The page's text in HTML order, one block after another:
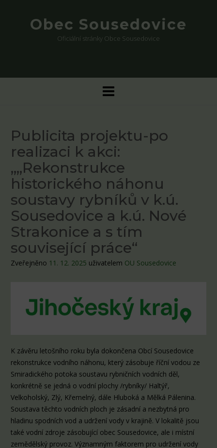
Obec Sousedovice
Oficiální stránky Obce Sousedovice
Publicita projektu-po
realizaci k akci:
„„Rekonstrukce
historického náhonu
soustavy rybníků v k.ú.
Sousedovice a k.ú. Nové
Strakonice a s tím
související práce“
Zveřejněno 11. 12. 2025 uživatelem OU Sousedovice
K závěru letošního roku byla dokončena Obcí Sousedovice
rekonstrukce vodního náhonu, který zásobuje říční vodou ze
Smiradického potoka soustavu rybničních vodních děl,
konkrétně se jedná o vodní plochy /rybníky/ Haltýř,
Velkoholský, Zlý, Křemelný, dále Hluboká a Mělká Pálenina.
Soustava těchto vodních ploch je zásadní a nezbytná pro
hladinu spodních vod a udržení vody v krajině. V lokalitě jsou
také vodní zdroje zásobující obec Sousedovice, ale i místní
zemědělský provoz. Významným faktorem pro udržení vody